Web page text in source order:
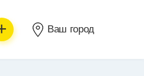
Ваш город